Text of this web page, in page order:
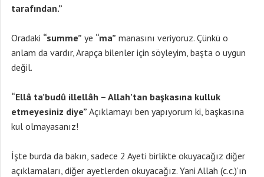
tarafından.”
Oradaki “summe” ye “ma” manasını veriyoruz. Çünkü o
anlam da vardır, Arapça bilenler için söyleyim, başta o uygun
değil.
“Ellâ ta’budû illellâh – Allah’tan başkasına kulluk
etmeyesiniz diye” Açıklamayı ben yapıyorum ki, başkasına
kul olmayasanız!
İşte burda da bakın, sadece 2 Ayeti birlikte okuyacağız diğer
açıklamaları, diğer ayetlerden okuyacağız. Yani Allah (c.c.)’ın